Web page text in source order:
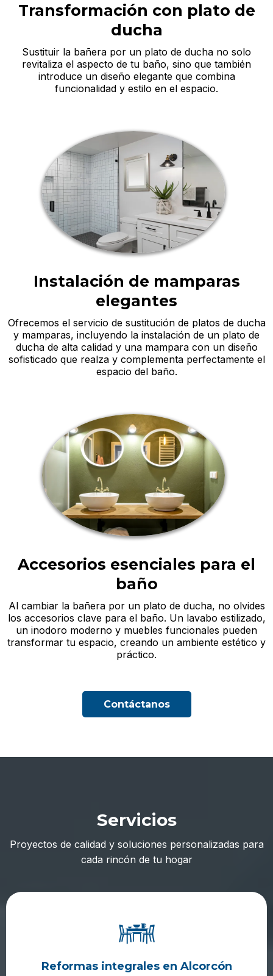
Transformación con plato de
ducha
Sustituir la bañera por un plato de ducha no solo
revitaliza el aspecto de tu baño, sino que también
introduce un diseño elegante que combina
funcionalidad y estilo en el espacio.
Instalación de mamparas
elegantes
Ofrecemos el servicio de sustitución de platos de ducha
y mamparas, incluyendo la instalación de un plato de
ducha de alta calidad y una mampara con un diseño
sofisticado que realza y complementa perfectamente el
espacio del baño.
Accesorios esenciales para el
baño
Al cambiar la bañera por un plato de ducha, no olvides
los accesorios clave para el baño. Un lavabo estilizado,
un inodoro moderno y muebles funcionales pueden
transformar tu espacio, creando un ambiente estético y
práctico.
Contáctanos
Servicios
Proyectos de calidad y soluciones personalizadas para
cada rincón de tu hogar
Reformas integrales en Alcorcón